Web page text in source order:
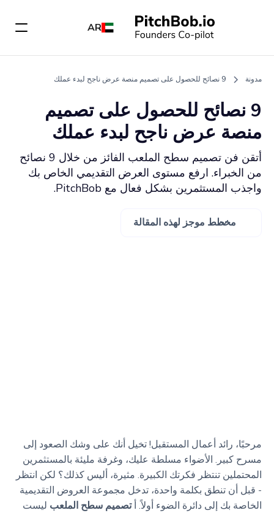
AR
مدونة 9 نصائح للحصول على تصميم منصة عرض ناجح لبدء عملك
9 نصائح للحصول على تصميم
منصة عرض ناجح لبدء عملك
أتقن فن تصميم سطح الملعب الفائز من خلال 9 نصائح
من الخبراء. ارفع مستوى العرض التقديمي الخاص بك
واجذب المستثمرين بشكل فعال مع PitchBob.
مخطط موجز لهذه المقالة
مرحبًا، رائد أعمال المستقبل! تخيل أنك على وشك الصعود إلى
مسرح كبير. الأضواء مسلطة عليك، وغرفة مليئة بالمستثمرين
المحتملين تنتظر فكرتك الكبيرة. مثيرة، أليس كذلك؟ لكن انتظر
- قبل أن تنطق بكلمة واحدة، تدخل مجموعة العروض التقديمية
الخاصة بك إلى دائرة الضوء أولاً. أتصميم سطح الملعب ليست